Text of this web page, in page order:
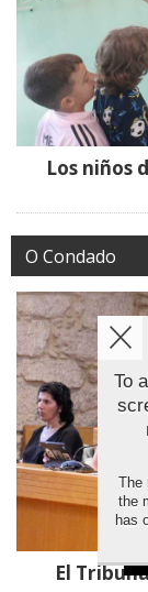
Los niños
O Condado
El
To
The
the
has